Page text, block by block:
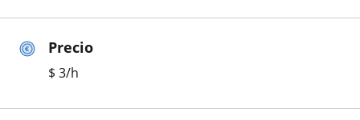
Precio
$ 3/h